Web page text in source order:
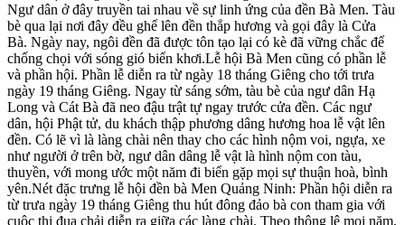
Ngư dân ở đây truyền tai nhau về sự linh ứng của đền Bà Men. Tàu
bè qua lại nơi đây đều ghế lên đền thắp hương và gọi đây là Cửa
Bà. Ngày nay, ngôi đền đã được tôn tạo lại có kè đã vững chắc để
chống chọi với sóng gió biển khơi.Lễ hội Bà Men cũng có phần lễ
và phần hội. Phần lễ diễn ra từ ngày 18 tháng Giêng cho tới trưa
ngày 19 tháng Giêng. Ngay từ sáng sớm, tàu bè của ngư dân Hạ
Long và Cát Bà đã neo đậu trật tự ngay trước cửa đền. Các ngư
dân, hội Phật tử, du khách thập phương dâng hương hoa lễ vật lên
đền. Có lẽ vì là làng chài nên thay cho các hình nộm voi, ngựa, xe
như người ở trên bờ, ngư dân dâng lễ vật là hình nộm con tàu,
thuyền, với mong ước một năm đi biển gặp mọi sự thuận hoà, bình
yên.Nét đặc trưng lễ hội đền bà Men Quảng Ninh: Phần hội diễn ra
từ trưa ngày 19 tháng Giêng thu hút đông đảo bà con tham gia với
cuộc thi đua chải diễn ra giữa các làng chài. Theo thông lệ mọi năm,